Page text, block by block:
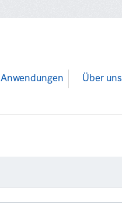
Anwendungen Über uns